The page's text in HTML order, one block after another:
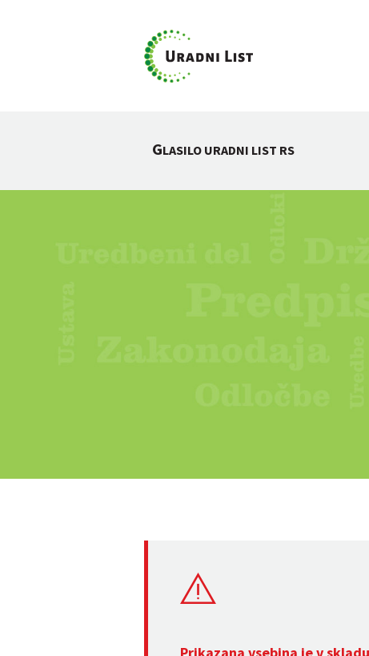
GLASILO URADNI LIST RS